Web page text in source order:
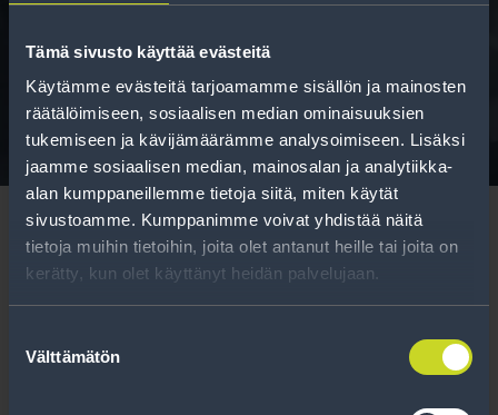
Tämä sivusto käyttää evästeitä
Käytämme evästeitä tarjoamamme sisällön ja mainosten
räätälöimiseen, sosiaalisen median ominaisuuksien
tukemiseen ja kävijämäärämme analysoimiseen. Lisäksi
jaamme sosiaalisen median, mainosalan ja analytiikka-
alan kumppaneillemme tietoja siitä, miten käytät
sivustoamme. Kumppanimme voivat yhdistää näitä
tietoja muihin tietoihin, joita olet antanut heille tai joita on
kerätty, kun olet käyttänyt heidän palvelujaan.
valinta
Välttämätön
Tavallisen ihmisen tietoa merkinnöistä, renkaista ja
niiden huoltamisesta.